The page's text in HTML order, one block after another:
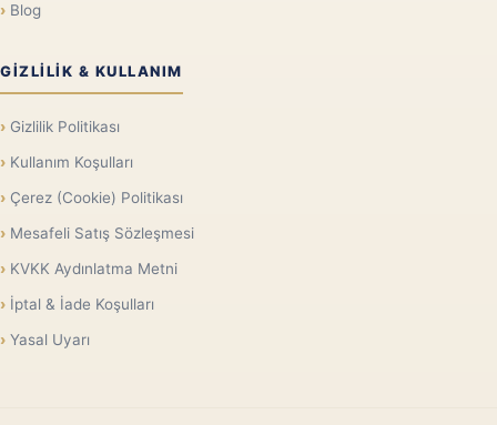
Blog
GIZLILIK & KULLANIM
Gizlilik Politikası
Kullanım Koşulları
Çerez (Cookie) Politikası
Mesafeli Satış Sözleşmesi
KVKK Aydınlatma Metni
İptal & İade Koşulları
Yasal Uyarı